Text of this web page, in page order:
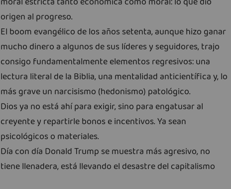
origen al progreso.
El boom evangélico de los años setenta, aunque hizo ganar
mucho dinero a algunos de sus líderes y seguidores, trajo
consigo fundamentalmente elementos regresivos: una
lectura literal de la Biblia, una mentalidad anticientífica y, lo
más grave un narcisismo (hedonismo) patológico.
Dios ya no está ahí para exigir, sino para engatusar al
creyente y repartirle bonos e incentivos. Ya sean
psicológicos o materiales.
Día con día Donald Trump se muestra más agresivo, no
tiene llenadera, está llevando el desastre del capitalismo